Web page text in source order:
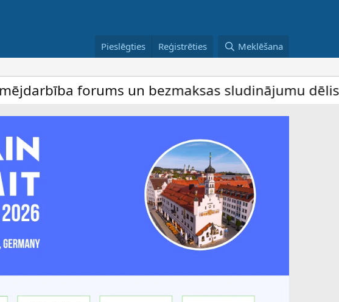
Pieslēgties Reģistrēties Meklēšana
forums un bezmaksas sludinājumu dēlis –